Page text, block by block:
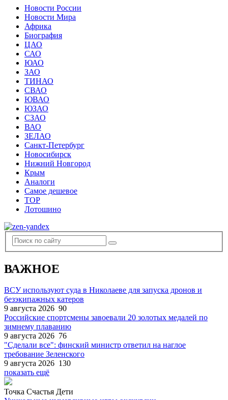
Новости России
Новости Мира
Африка
Биография
ЦАО
САО
ЮАО
ЗАО
ТИНАО
СВАО
ЮВАО
ЮЗАО
СЗАО
ВАО
ЗЕЛАО
Санкт-Петербург
Новосибирск
Нижний Новгород
Крым
Аналоги
Самое дешевое
TOP
Лотошино
ВАЖНОЕ
ВСУ используют суда в Николаеве для запуска дронов и
безэкипажных катеров
9 августа 2026 90
Российские спортсмены завоевали 20 золотых медалей по
зимнему плаванию
9 августа 2026 76
"Сделали все": финский министр ответил на наглое
требование Зеленского
9 августа 2026 130
показать ещё
Точка Счастья Дети